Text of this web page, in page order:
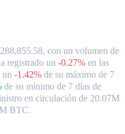
con un volumen de
registrado un -0.27% en las
un -1.42% de su máximo de 7
de su mínimo de 7 días de
en circulación de 20.07M
BTC.